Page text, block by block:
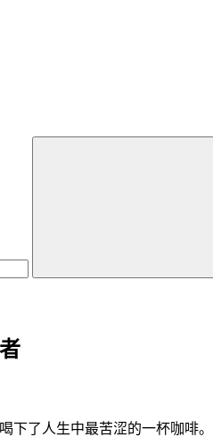
了人生中最苦涩的一杯咖啡。